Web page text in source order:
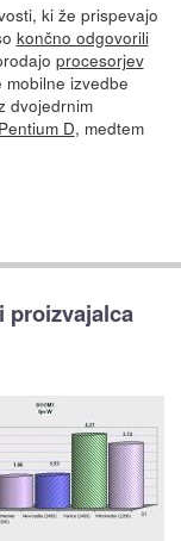
ki že prispevajo
končno odgovorili
procesorjev
izvedbe
dvojedrnim
Pentium D, medtem
proizvajalca